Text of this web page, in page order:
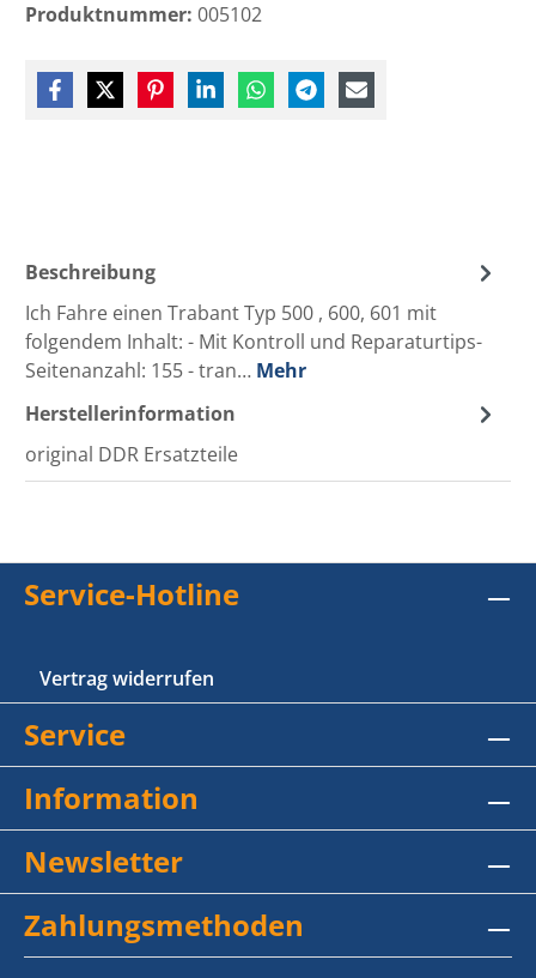
Produktnummer: 005102
Beschreibung
Ich Fahre einen Trabant Typ 500 , 600, 601 mit
folgendem Inhalt: - Mit Kontroll und Reparaturtips-
Seitenanzahl: 155 - tran… Mehr
Herstellerinformation
original DDR Ersatzteile
Service-Hotline
Vertrag widerrufen
Service
Information
Newsletter
Zahlungsmethoden